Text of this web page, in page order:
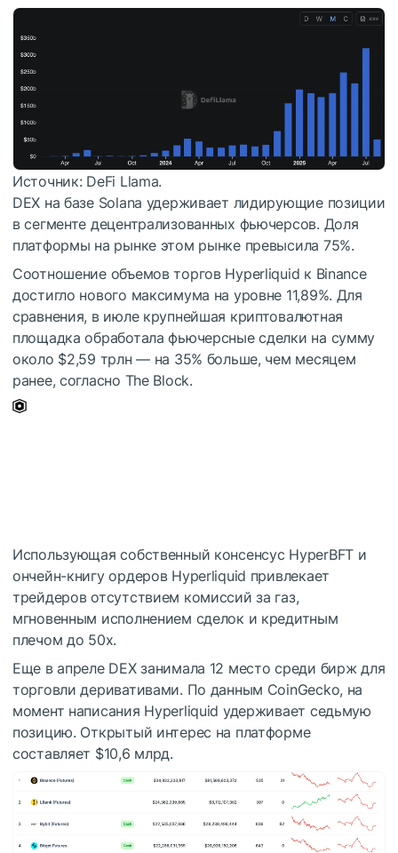
Источник: DeFi Llama.
DEX на базе Solana удерживает лидирующие позиции
в сегменте децентрализованных фьючерсов. Доля
платформы на рынке этом рынке превысила 75%.
Соотношение объемов торгов Hyperliquid к Binance
достигло нового максимума на уровне 11,89%. Для
сравнения, в июле крупнейшая криптовалютная
площадка обработала фьючерсные сделки на сумму
около $2,59 трлн — на 35% больше, чем месяцем
ранее, согласно The Block.
Использующая собственный консенсус HyperBFT и
ончейн-книгу ордеров Hyperliquid привлекает
трейдеров отсутствием комиссий за газ,
мгновенным исполнением сделок и кредитным
плечом до 50x.
Еще в апреле DEX занимала 12 место среди бирж для
торговли деривативами. По данным CoinGecko, на
момент написания Hyperliquid удерживает седьмую
позицию. Открытый интерес на платформе
составляет $10,6 млрд.